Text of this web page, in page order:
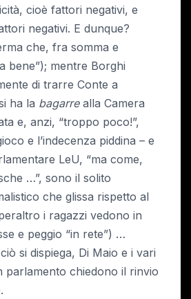
cioè fattori negativi, e
negativi. E dunque?
che, fra somma e
bene”); mentre Borghi
di trarre Conte a
ha la bagarrealla Camera
e, anzi, “troppo poco!”,
e l’indecenza piddina – e
LeU, “ma come,
…”, sono il solito
che glissa rispetto al
i ragazzi vedono in
e peggio “in rete”) …
si dispiega, Di Maio e i vari
parlamento chiedono il rinvio